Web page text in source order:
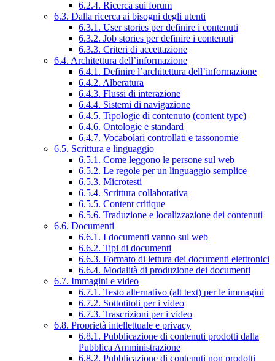
6.2.4. Ricerca sui forum
6.3. Dalla ricerca ai bisogni degli utenti
6.3.1. User stories per definire i contenuti
6.3.2. Job stories per definire i contenuti
6.3.3. Criteri di accettazione
6.4. Architettura dell’informazione
6.4.1. Definire l’architettura dell’informazione
6.4.2. Alberatura
6.4.3. Flussi di interazione
6.4.4. Sistemi di navigazione
6.4.5. Tipologie di contenuto (content type)
6.4.6. Ontologie e standard
6.4.7. Vocabolari controllati e tassonomie
6.5. Scrittura e linguaggio
6.5.1. Come leggono le persone sul web
6.5.2. Le regole per un linguaggio semplice
6.5.3. Microtesti
6.5.4. Scrittura collaborativa
6.5.5. Content critique
6.5.6. Traduzione e localizzazione dei contenuti
6.6. Documenti
6.6.1. I documenti vanno sul web
6.6.2. Tipi di documenti
6.6.3. Formato di lettura dei documenti elettronici
6.6.4. Modalità di produzione dei documenti
6.7. Immagini e video
6.7.1. Testo alternativo (alt text) per le immagini
6.7.2. Sottotitoli per i video
6.7.3. Trascrizioni per i video
6.8. Proprietà intellettuale e privacy
6.8.1. Pubblicazione di contenuti prodotti dalla
Pubblica Amministrazione
6.8.2. Pubblicazione di contenuti non prodotti